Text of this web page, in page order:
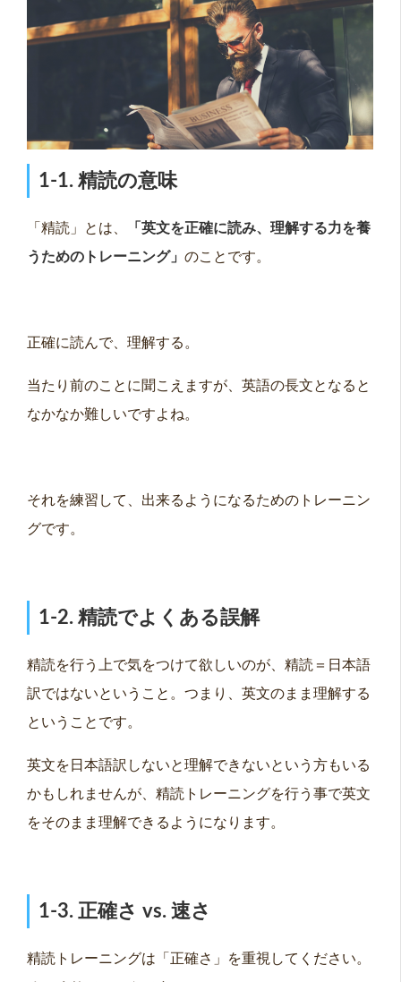
1-1. 精読の意味
「精読」とは、
「英文を正確に読み、理解する力を養
うためのトレーニング」 のことです。
正確に読んで、理解する。
当たり前のことに聞こえますが、英語の長文となると
なかなか難しいですよね。
それを練習して、出来るようになるためのトレーニン
グです。
1-2. 精読でよくある誤解
精読を行う上で気をつけて欲しいのが、精読＝日本語
訳ではないということ。つまり、英文のまま理解する
ということです。
英文を日本語訳しないと理解できないという方もいる
かもしれませんが、精読トレーニングを行う事で英文
をそのまま理解できるようになります。
1-3. 正確さ vs. 速さ
精読トレーニングは「正確さ」を重視してください。